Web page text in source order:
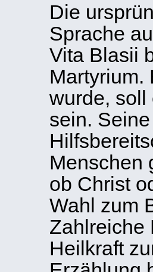
Die
Sprache
Vita Blasii
Martyrium.
wurde, soll
sein.
Menschen
ob Christ
Wahl zum
Zahlreiche
Heilkraft